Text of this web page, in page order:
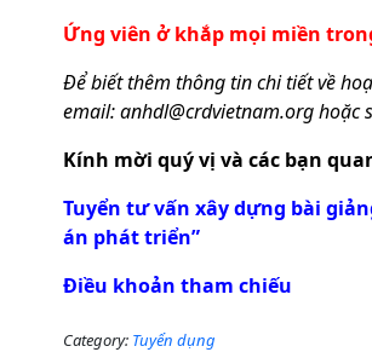
Ứng viên ở khắp mọi miền
Để biết thêm thông tin chi tiết về
email:anhdl@crdvietnam.orghoặc
Kính mời quý vị và các bạn
Tuyển tư vấn xây dựng bài
án phát triển”
Điều khoản tham chiếu
Category: Tuyển dụng